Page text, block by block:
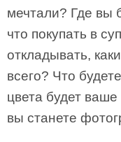
мечтали? Где вы
что покупать в
откладывать,
всего? Что
цвета будет
вы станете